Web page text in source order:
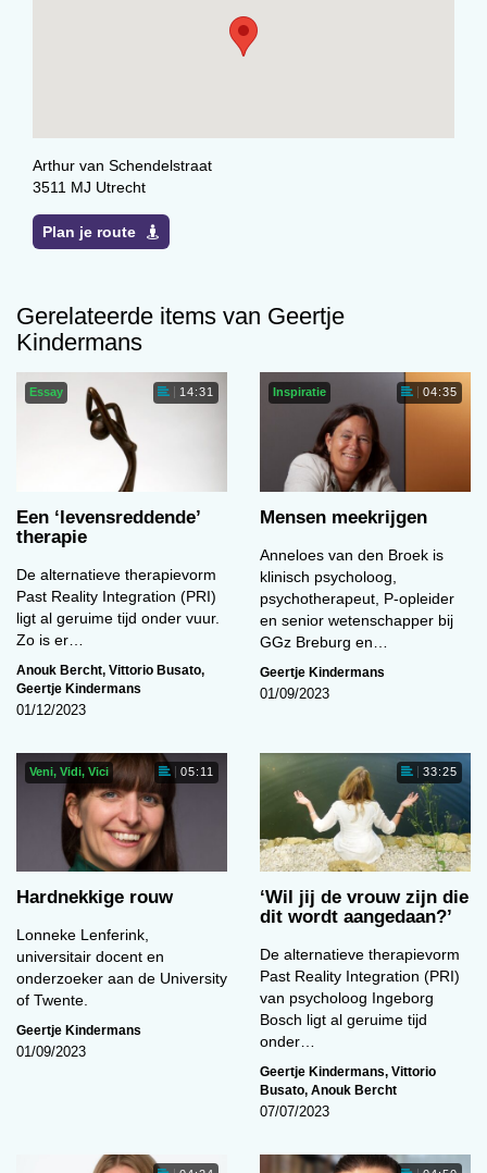
Arthur van Schendelstraat
3511 MJ Utrecht
Plan je route
Gerelateerde items van Geertje
Kindermans
Essay 14:31
Een ‘levens­reddende’
therapie
De alternatieve therapievorm
Past Reality Integration (PRI)
ligt al geruime tijd onder vuur.
Zo is er…
Anouk Bercht, Vittorio Busato,
Geertje Kindermans
01/12/2023
Inspiratie 04:35
Mensen meekrijgen
Anneloes van den Broek is
klinisch psycholoog,
psychotherapeut, P-opleider
en senior wetenschapper bij
GGz Breburg en…
Geertje Kindermans
01/09/2023
Veni, Vidi, Vici 05:11
Hardnekkige rouw
Lonneke Lenferink,
universitair docent en
onderzoeker aan de University
of Twente.
Geertje Kindermans
01/09/2023
33:25
‘Wil jij de vrouw zijn die
dit wordt aangedaan?’
De alternatieve therapievorm
Past Reality Integration (PRI)
van psycholoog Ingeborg
Bosch ligt al geruime tijd
onder…
Geertje Kindermans, Vittorio
Busato, Anouk Bercht
07/07/2023